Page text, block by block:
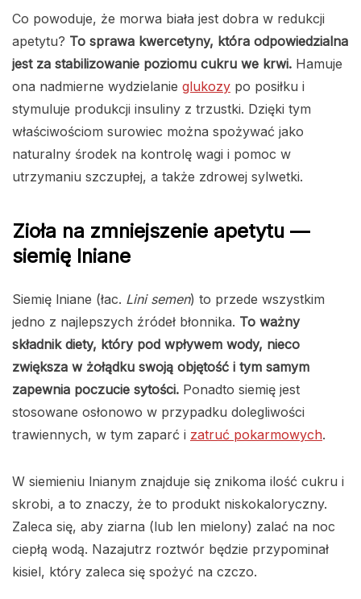
Co powoduje, że morwa biała jest dobra w redukcji
apetytu? To sprawa kwercetyny, która odpowiedzialna
jest za stabilizowanie poziomu cukru we krwi. Hamuje
ona nadmierne wydzielanie glukozy po posiłku i
stymuluje produkcji insuliny z trzustki. Dzięki tym
właściwościom surowiec można spożywać jako
naturalny środek na kontrolę wagi i pomoc w
utrzymaniu szczupłej, a także zdrowej sylwetki.
Zioła na zmniejszenie apetytu —
siemię lniane
Siemię lniane (łac. Lini semen) to przede wszystkim
jedno z najlepszych źródeł błonnika. To ważny
składnik diety, który pod wpływem wody, nieco
zwiększa w żołądku swoją objętość i tym samym
zapewnia poczucie sytości. Ponadto siemię jest
stosowane osłonowo w przypadku dolegliwości
trawiennych, w tym zaparć i zatruć pokarmowych.
W siemieniu lnianym znajduje się znikoma ilość cukru i
skrobi, a to znaczy, że to produkt niskokaloryczny.
Zaleca się, aby ziarna (lub len mielony) zalać na noc
ciepłą wodą. Nazajutrz roztwór będzie przypominał
kisiel, który zaleca się spożyć na czczo.